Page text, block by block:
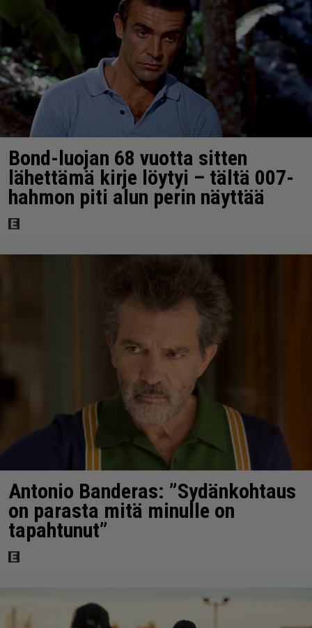
Bond-luojan 68 vuotta sitten
lähettämä kirje löytyi – tältä 007-
hahmon piti alun perin näyttää
Antonio Banderas: ”Sydänkohtaus
on parasta mitä minulle on
tapahtunut”